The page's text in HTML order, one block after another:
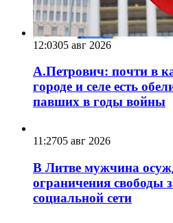
12:0305 авг 2026
А.Петрович: почти в
городе и селе есть
павших в годы войны
11:2705 авг 2026
В Литве мужчина
ограничения свободы
социальной сети